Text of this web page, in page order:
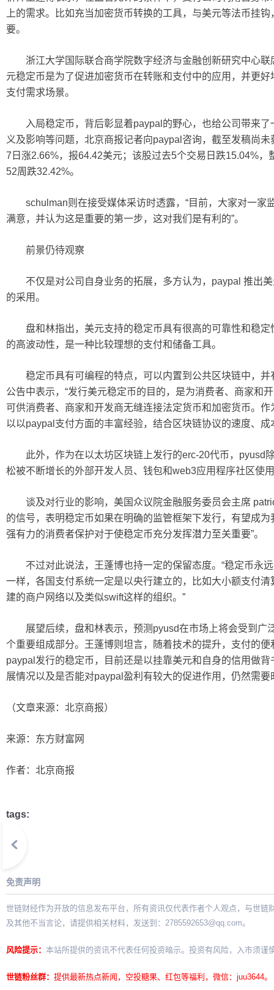
上的需求。比如充当加密货币转换的工具，与美元等法币挂
要。
浙江大学国际联合商学院数字经济与金融创新研究中心联
元稳定币是为了促进加密货币在转账和支付中的应用，并更
支付需求场景。
入局稳定币，背后彰显着paypal的野心，也给公司带来了
义及影响等问题，北京商报记者向paypal咨询，截至发稿尚
7日涨2.66%，报64.42美元；该股过去5个交易日跌15.04%
52周跌32.42%。
schulman则在接受媒体采访时透露，“目前，大家对一家
满意，并认为这是重要的第一步，这对我们是有利的”。
前景仍待观察
不仅是对公司自身业务的拓展，多方认为，paypal 推出美
的采用。
盘和林指出，美元支持的稳定币具有很高的可靠性和稳定
的高波动性，是一种比较理想的支付和储备工具。
稳定币具有可编程的特点，可以内置到公共区块链中，并
公告中表示，“发行美元稳定币的目的，是为消费者、商家和
可供消费者、商家和开发商无缝连接法定货币和加密货币。
以以paypal支付方面的丰富经验，结合区块链协议的速度、
此外，作为在以太坊区块链上发行的erc-20代币，pyusd
松被不断增长的外部开发人员、钱包和web3应用程序社区使
谈及对行业的影响，美国众议院金融服务委员会主席
的信号，表明稳定币如果在明确的监管框架下发行，有望成
强有力的消费者保护对于使稳定币充分发挥潜力至关重要”。
不过对此说法，王蓬博也持一定的保留态度。“稳定币永
一样，各国支付系统一定是以央行建立的，比如大小额支付
建的商户网络以及类似swift这样的组织。”
展望后续，盘和林表示，预测pyusd在市场上将会受到广
个重要组成部分。王蓬博则坦言，随着技术的提升，支付的
paypal发行的稳定币，目前还是以挂靠美元和自身的信用做
展情况以及是否能对paypal盈利有较大的促进作用，仍然需要
（文章来源：北京商报）
来源：东方财富网
作者：北京商报
tags:
免责声明
世链财经作为开放的信息发布平台，所有资讯仅代表作者个人观点，与世
及其他不当言论，请提供相关材料，发送到： 2785592653@qq.com。
风险提示： 本站所提供的资讯不代表任何投资暗示。投资有风险，入市须谨
世链粉丝群： 提供最新热点新闻，空投糖果、红包等福利，微信：juu3644。